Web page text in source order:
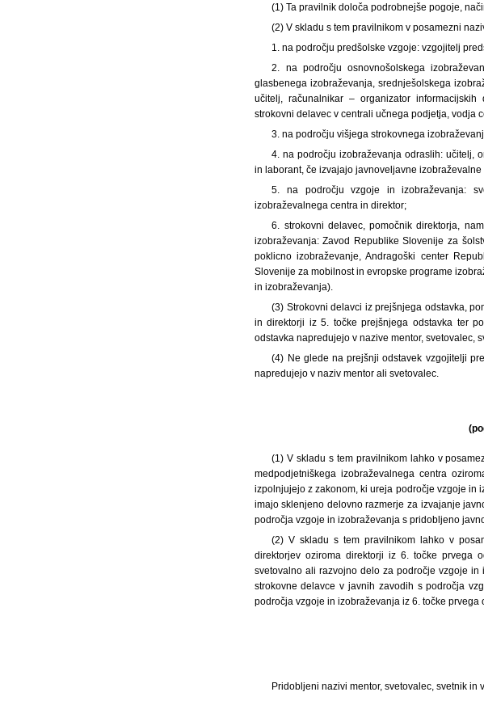
(1) Ta pravilnik določa podrobnejše pogoje,
(2) V skladu s tem pravilnikom v posamezni
1. na področju predšolske vzgoje: vzgojitelj
2. na področju osnovnošolskega
glasbenega izobraževanja, srednješolskega
učitelj, računalnikar – organizator
strokovni delavec v centrali učnega podjetja, vodja
3. na področju višjega strokovnega
4. na področju izobraževanja odraslih: učitelj,
in laborant, če izvajajo javnoveljavne
5. na področju vzgoje in izobraževanja:
izobraževalnega centra in direktor;
6. strokovni delavec, pomočnik direktorja,
izobraževanja: Zavod Republike Slovenije za
poklicno izobraževanje, Andragoški center
Slovenije za mobilnost in evropske programe
in izobraževanja).
(3) Strokovni delavci iz prejšnjega odstavka,
in direktorji iz 5. točke prejšnjega odstavka ter
odstavka napredujejo v nazive mentor, svetovalec,
(4) Ne glede na prejšnji odstavek vzgojitelji
napredujejo v naziv mentor ali svetovalec.
(1) V skladu s tem pravilnikom lahko v
medpodjetniškega izobraževalnega centra
izpolnjujejo z zakonom, ki ureja področje vzgoje in
imajo sklenjeno delovno razmerje za izvajanje
področja vzgoje in izobraževanja s pridobljeno
(2) V skladu s tem pravilnikom lahko v
direktorjev oziroma direktorji iz 6. točke prvega
svetovalno ali razvojno delo za področje vzgoje
strokovne delavce v javnih zavodih s področja
področja vzgoje in izobraževanja iz 6. točke prvega
Pridobljeni nazivi mentor, svetovalec, svetnik in